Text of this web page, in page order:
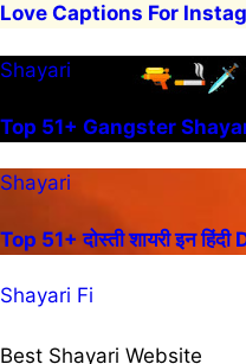
Love Captions For
Shayari
Top 51+ Gangster Shayari
Shayari
Top 51+ दोस्ती शायरी इन
Shayari Fi
Best Shayari Website